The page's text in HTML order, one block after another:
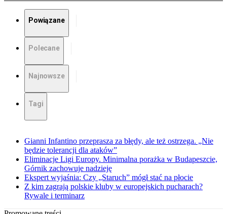
Powiązane
Polecane
Najnowsze
Tagi
Gianni Infantino przeprasza za błędy, ale też ostrzega. „Nie
będzie tolerancji dla ataków”
Eliminacje Ligi Europy. Minimalna porażka w Budapeszcie,
Górnik zachowuje nadzieję
Ekspert wyjaśnia: Czy „Staruch” mógł stać na płocie
Z kim zagrają polskie kluby w europejskich pucharach?
Rywale i terminarz